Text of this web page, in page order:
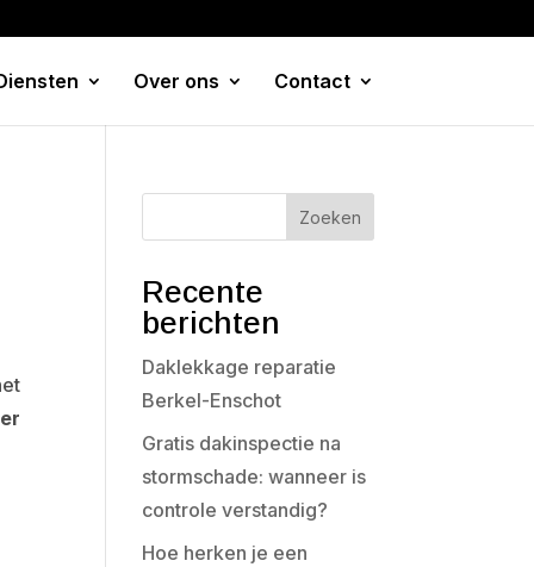
Over ons Contact
Zoeken
Recente
berichten
Daklekkage reparatie
Berkel-Enschot
Gratis dakinspectie na
stormschade: wanneer is
controle verstandig?
Hoe herken je een